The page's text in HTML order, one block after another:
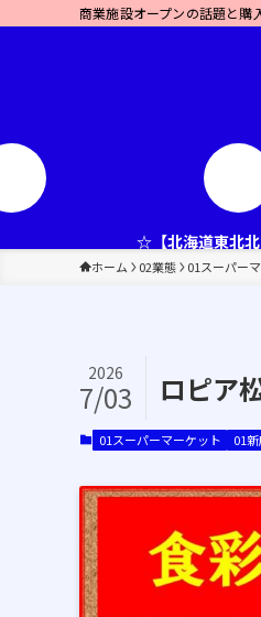
商業施設オープンの話題と購
☆【北海道東北
ホーム 02業態 01スーパー
ロピア
2026
7/03
01スーパーマーケット 01